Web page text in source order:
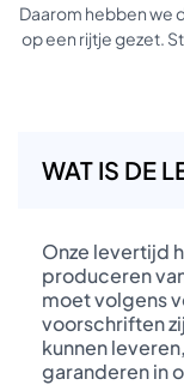
Daarom hebben we
op een rijtje gezet.
WAT IS DE
Onze levertijd
produceren
moet volgens
voorschriften
kunnen
garanderen in